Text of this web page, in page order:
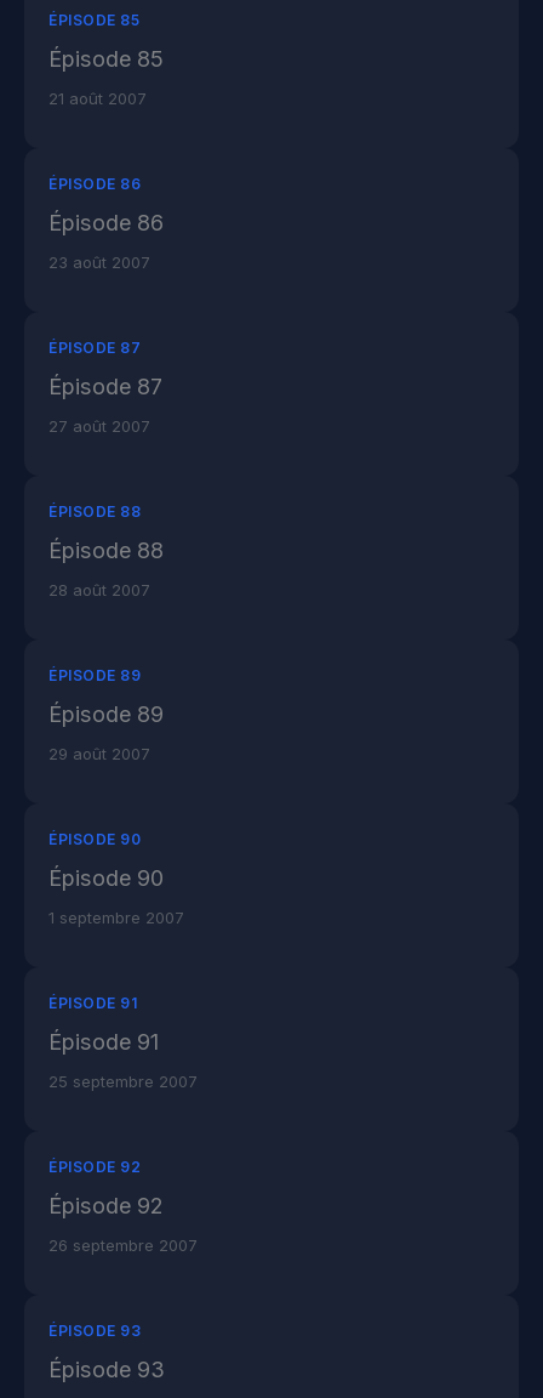
ÉPISODE 85
Épisode 85
21 août 2007
ÉPISODE 86
Épisode 86
23 août 2007
ÉPISODE 87
Épisode 87
27 août 2007
ÉPISODE 88
Épisode 88
28 août 2007
ÉPISODE 89
Épisode 89
29 août 2007
ÉPISODE 90
Épisode 90
1 septembre 2007
ÉPISODE 91
Épisode 91
25 septembre 2007
ÉPISODE 92
Épisode 92
26 septembre 2007
ÉPISODE 93
Épisode 93